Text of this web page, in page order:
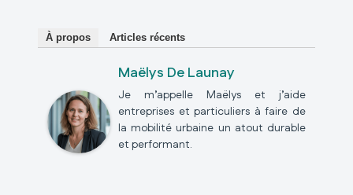
À propos Articles récents
Maëlys De Launay
Je m’appelle Maëlys et j’aide
entreprises et particuliers à faire de
la mobilité urbaine un atout durable
et performant.